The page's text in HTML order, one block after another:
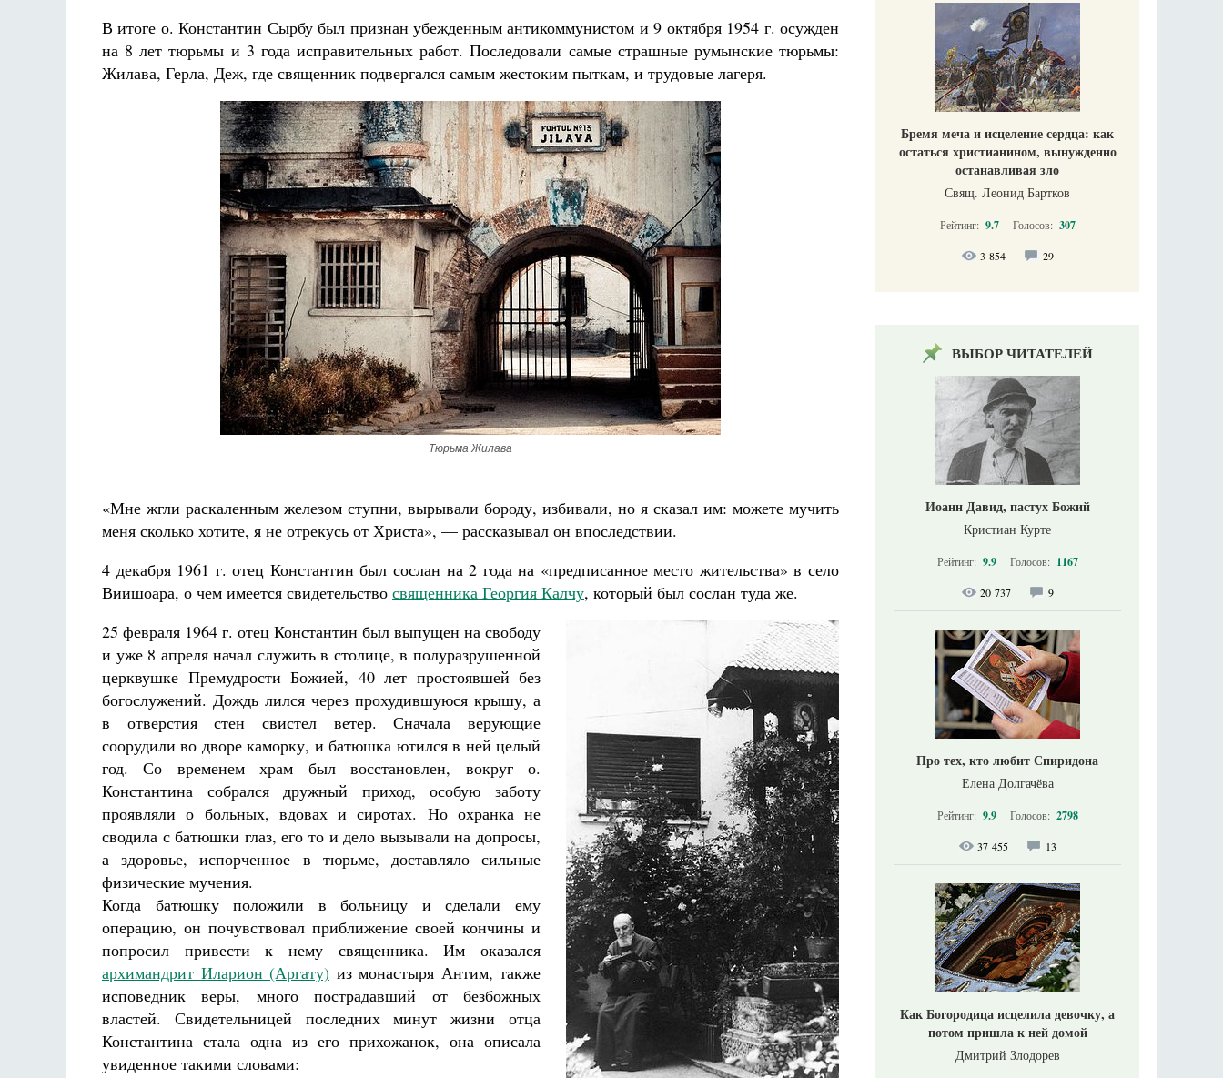
В итоге о. Константин Сырбу был признан убежденным антикоммунистом и 9 октября 1954 г. осужден
на 8 лет тюрьмы и 3 года исправительных работ. Последовали самые страшные румынские тюрьмы:
Жилава, Герла, Деж, где священник подвергался самым жестоким пыткам, и трудовые лагеря.
Тюрьма Жилава
«Мне жгли раскаленным железом ступни, вырывали бороду, избивали, но я сказал им: можете мучить
меня сколько хотите, я не отрекусь от Христа», — рассказывал он впоследствии.
4 декабря 1961 г. отец Константин был сослан на 2 года на «предписанное место жительства» в село
Виишоара, о чем имеется свидетельство священника Георгия Калчу, который был сослан туда же.
25 февраля 1964 г. отец Константин был выпущен на свободу
и уже 8 апреля начал служить в столице, в полуразрушенной
церквушке Премудрости Божией, 40 лет простоявшей без
богослужений. Дождь лился через прохудившуюся крышу, а
в отверстия стен свистел ветер. Сначала верующие
соорудили во дворе каморку, и батюшка ютился в ней целый
год. Со временем храм был восстановлен, вокруг о.
Константина собрался дружный приход, особую заботу
проявляли о больных, вдовах и сиротах. Но охранка не
сводила с батюшки глаз, его то и дело вызывали на допросы,
а здоровье, испорченное в тюрьме, доставляло сильные
физические мучения.
Когда батюшку положили в больницу и сделали ему
операцию, он почувствовал приближение своей кончины и
попросил привести к нему священника. Им оказался
архимандрит Иларион (Аргату) из монастыря Антим, также
исповедник веры, много пострадавший от безбожных
властей. Свидетельницей последних минут жизни отца
Константина стала одна из его прихожанок, она описала
увиденное такими словами:
Бремя меча и исцеление сердца: как
остаться христианином, вынужденно
останавливая зло
Свящ. Леонид Бартков
Рейтинг: 9.7 Голосов: 307
3 854 29
ВЫБОР ЧИТАТЕЛЕЙ
Иоанн Давид, пастух Божий
Кристиан Курте
Рейтинг: 9.9 Голосов: 1167
20 737 9
Про тех, кто любит Спиридона
Елена Долгачёва
Рейтинг: 9.9 Голосов: 2798
37 455 13
Как Богородица исцелила девочку, а
потом пришла к ней домой
Дмитрий Злодорев